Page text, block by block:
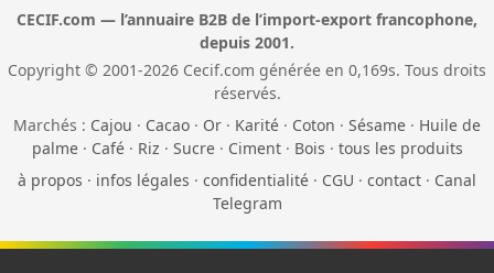
CECIF.com — l’annuaire B2B de l’import-export francophone,
depuis 2001.
Copyright © 2001-2026 Cecif.com générée en 0,169s. Tous droits
réservés.
Marchés : Cajou · Cacao · Or · Karité · Coton · Sésame · Huile de
palme· Café· Riz · Sucre· Ciment· Bois · tous les produits
à propos · infos légales · confidentialité · CGU · contact · Canal
Telegram